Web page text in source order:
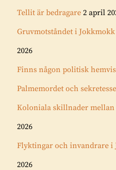
Tellit är bedragare 2 april
Gruvmotståndet i
2026
Finns någon politisk
Palmemordet och
Koloniala skillnader
2026
Flyktingar och invandrare i
2026